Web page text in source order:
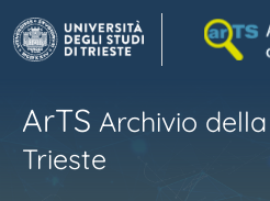
ArTS Archivio
Trieste